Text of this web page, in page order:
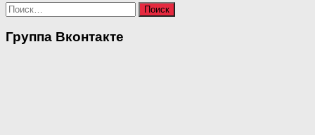
Найти:
Группа Вконтакте